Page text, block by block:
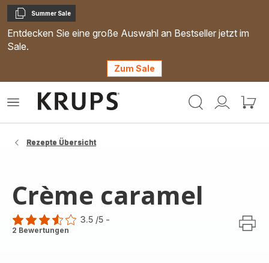
Kopieren
Summer Sale
Entdecken Sie eine große Auswahl an Bestseller jetzt im
Sale.
Zum Sale
Mein
Mein
Das
Rezepte Übersicht
Crème caramel
ratings.3.5
3.5 /5 -
2 Bewertungen